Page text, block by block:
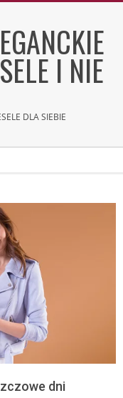
I NIE
DLA SIEBIE
dni